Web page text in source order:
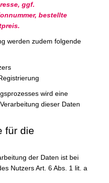
ggf.
bestellte
werden zudem folgende
wird eine
dieser Daten
für die
der Daten ist bei
Nutzers Art. 6 Abs. 1 lit. a